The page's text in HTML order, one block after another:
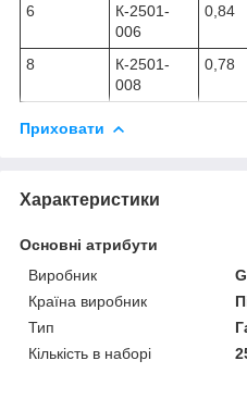
6
К-2501-
006
0,84
8
К-2501-
008
0,78
Приховати
Характеристики
Основні атрибути
Виробник
Країна виробник
Тип
Кількість в наборі